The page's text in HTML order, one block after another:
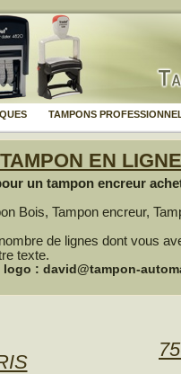
TAMPONS
EN LIGNE
un tampon encreur
Bois, Tampon encreur,
de lignes dont vous
texte.
: david@tampon-